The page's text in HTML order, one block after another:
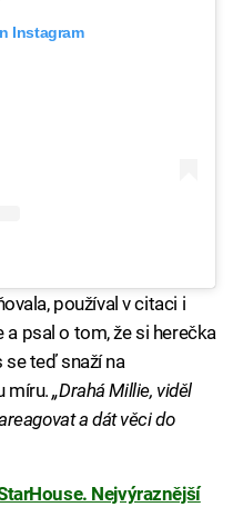
Instagram
používal v citaci i
psal o tom, že si herečka
se teď snaží na
míru.„Drahá Millie, viděl
a dát věci do
Nejvýraznější